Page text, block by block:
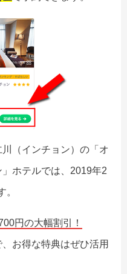
（インチョン）の「オ
ホテルでは、2019年2
。
円の大幅割引！
お得な特典はぜひ活用